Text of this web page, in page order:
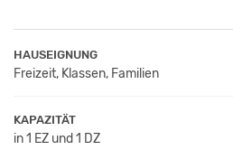
HAUSEIGNUNG
Freizeit, Klassen, Familien
KAPAZITÄT
in 1 EZ und 1 DZ